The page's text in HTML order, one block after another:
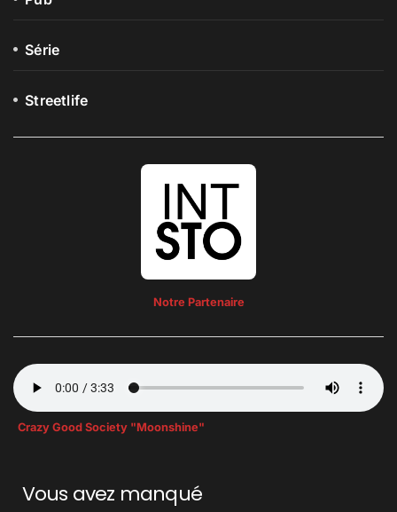
Série
Streetlife
Notre Partenaire
Crazy Good Society "Moonshine"
Vous avez manqué